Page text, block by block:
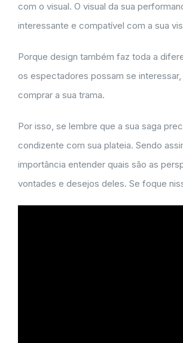
com o visual. O visual da sua
interessante e compatível com a sua
Porque design também faz toda a
os espectadores possam se
comprar a sua trama.
Por isso, se lembre que a sua saga
condizente com sua plateia. Sendo
importância entender quais são as
vontades e desejos deles. Se foque